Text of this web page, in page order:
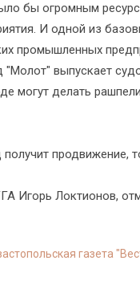
бы огромным
И одной из
промышленных
"Молот" выпускает
могут делать
продвижение,
Игорь Локтионов,
газета